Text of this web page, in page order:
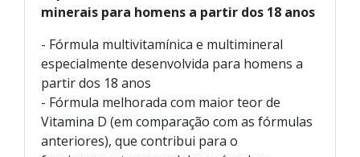
minerais para homens a partir dos 18 anos
- Fórmula multivitamínica e multimineral
especialmente desenvolvida para homens a
partir dos 18 anos
- Fórmula melhorada com maior teor de
Vitamina D (em comparação com as fórmulas
anteriores), que contribui para o